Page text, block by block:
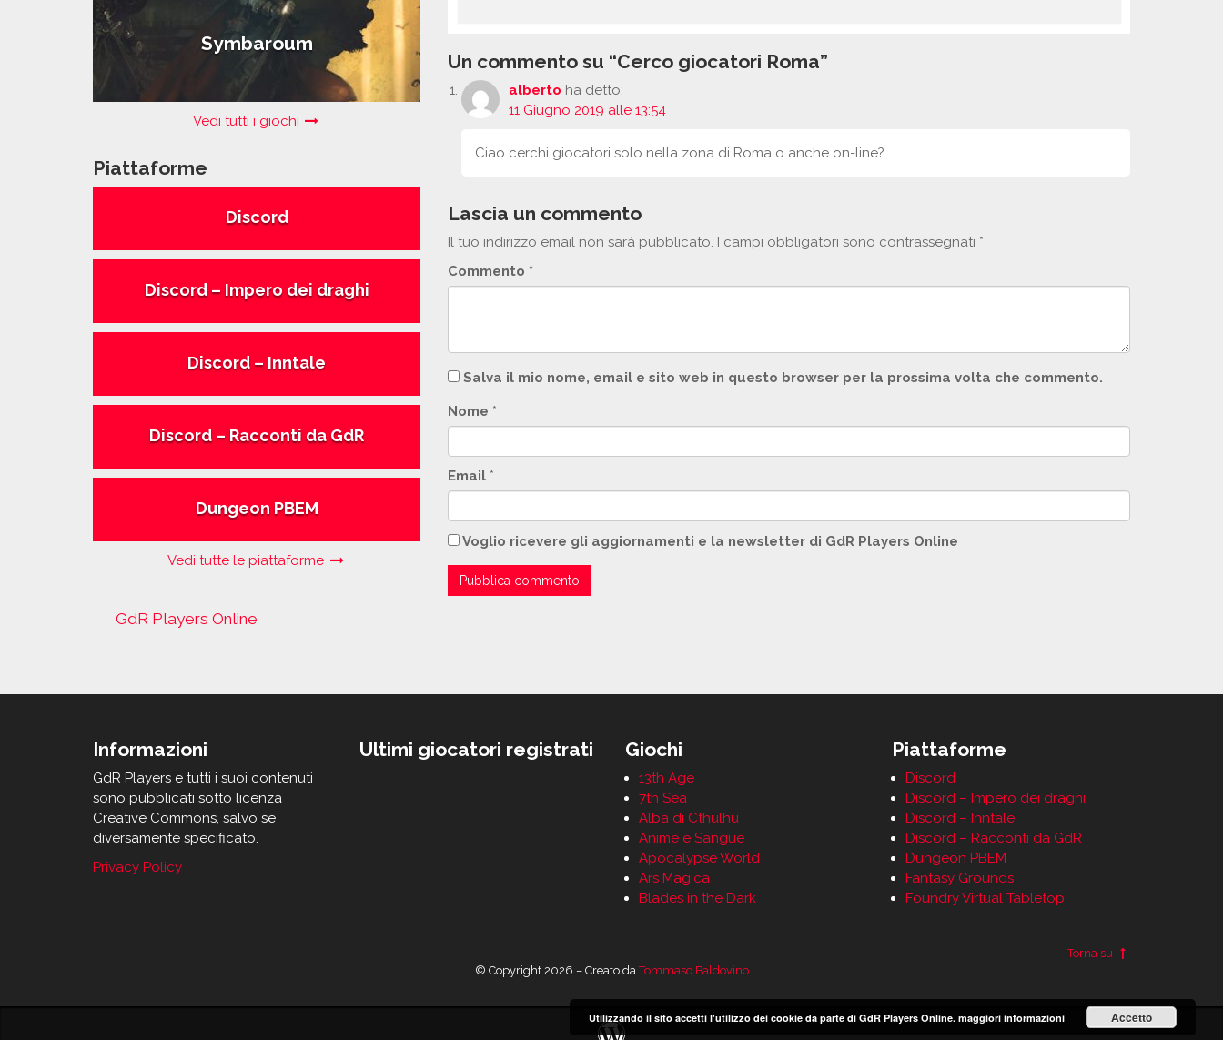
Symbaroum
Vedi tutti i giochi
Piattaforme
Discord
Discord – Impero dei draghi
Discord – Inntale
Discord – Racconti da GdR
Dungeon PBEM
Vedi tutte le piattaforme
GdR Players Online
Un commento su “Cerco giocatori Roma”
alberto ha detto:
11 Giugno 2019 alle 13:54
Ciao cerchi giocatori solo nella zona di Roma o anche on-line?
Lascia un commento
Il tuo indirizzo email non sarà pubblicato. I campi obbligatori sono contrassegnati *
Commento *
Salva il mio nome, email e sito web in questo browser per la prossima volta che commento.
Nome *
Email *
Voglio ricevere gli aggiornamenti e la newsletter di GdR Players Online
Informazioni
GdR Players e tutti i suoi contenuti
sono pubblicati sotto licenza
Creative Commons, salvo se
diversamente specificato.
Privacy Policy
Ultimi giocatori registrati Giochi
13th Age
7th Sea
Alba di Cthulhu
Anime e Sangue
Apocalypse World
Ars Magica
Blades in the Dark
Piattaforme
Discord
Discord – Impero dei draghi
Discord – Inntale
Discord – Racconti da GdR
Dungeon PBEM
Fantasy Grounds
Foundry Virtual Tabletop
Torna su
© Copyright 2026 – Creato daTommaso Baldovino
Utilizzando il sito accetti l'utilizzo dei cookie da parte di GdR Players Online. maggiori informazioni Accetto